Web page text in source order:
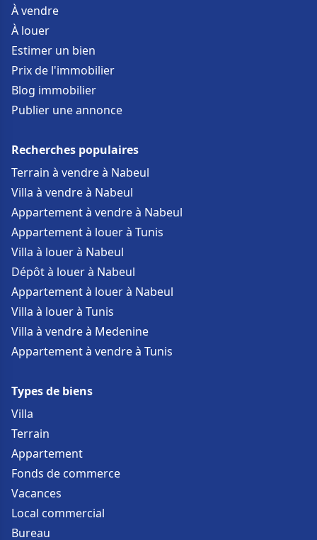
À vendre
À louer
Estimer un bien
Prix de l'immobilier
Blog immobilier
Publier une annonce
Recherches populaires
Terrain à vendre à Nabeul
Villa à vendre à Nabeul
Appartement à vendre à Nabeul
Appartement à louer à Tunis
Villa à louer à Nabeul
Dépôt à louer à Nabeul
Appartement à louer à Nabeul
Villa à louer à Tunis
Villa à vendre à Medenine
Appartement à vendre à Tunis
Types de biens
Villa
Terrain
Appartement
Fonds de commerce
Vacances
Local commercial
Bureau